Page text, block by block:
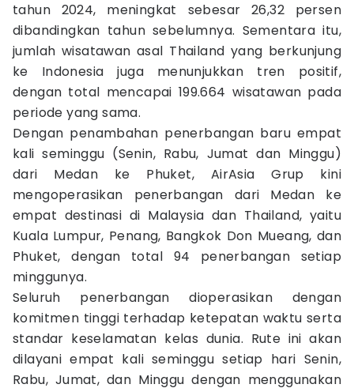
tahun 2024, meningkat sebesar 26,32 persen
dibandingkan tahun sebelumnya. Sementara itu,
jumlah wisatawan asal Thailand yang berkunjung
ke Indonesia juga menunjukkan tren positif,
dengan total mencapai 199.664 wisatawan pada
periode yang sama.
Dengan penambahan penerbangan baru empat
kali seminggu (Senin, Rabu, Jumat dan Minggu)
dari Medan ke Phuket, AirAsia Grup kini
mengoperasikan penerbangan dari Medan ke
empat destinasi di Malaysia dan Thailand, yaitu
Kuala Lumpur, Penang, Bangkok Don Mueang, dan
Phuket, dengan total 94 penerbangan setiap
minggunya.
Seluruh penerbangan dioperasikan dengan
komitmen tinggi terhadap ketepatan waktu serta
standar keselamatan kelas dunia. Rute ini akan
dilayani empat kali seminggu setiap hari Senin,
Rabu, Jumat, dan Minggu dengan menggunakan